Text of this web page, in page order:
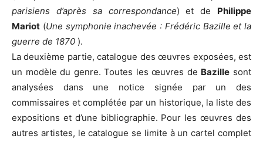
parisiens d’après sa correspondance) et de Philippe
Mariot (Une symphonie inachevée : Frédéric Bazille et la
guerre de 1870 ).
La deuxième partie, catalogue des œuvres exposées, est
un modèle du genre. Toutes les œuvres de Bazille sont
analysées dans une notice signée par un des
commissaires et complétée par un historique, la liste des
expositions et d’une bibliographie. Pour les œuvres des
autres artistes, le catalogue se limite à un cartel complet